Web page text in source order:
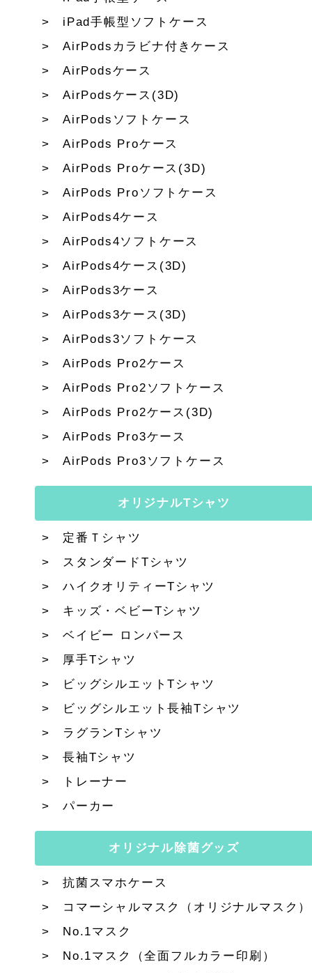
iPad手帳型ソフトケース
AirPodsカラビナ付きケース
AirPodsケース
AirPodsケース(3D)
AirPodsソフトケース
AirPods Proケース
AirPods Proケース(3D)
AirPods Proソフトケース
AirPods4ケース
AirPods4ソフトケース
AirPods4ケース(3D)
AirPods3ケース
AirPods3ケース(3D)
AirPods3ソフトケース
AirPods Pro2ケース
AirPods Pro2ソフトケース
AirPods Pro2ケース(3D)
AirPods Pro3ケース
AirPods Pro3ソフトケース
オリジナルTシャツ
定番Ｔシャツ
スタンダードTシャツ
ハイクオリティーTシャツ
キッズ・ベビーTシャツ
ベイビー ロンパース
厚手Tシャツ
ビッグシルエットTシャツ
ビッグシルエット長袖Tシャツ
ラグランTシャツ
長袖Tシャツ
トレーナー
パーカー
オリジナル除菌グッズ
抗菌スマホケース
コマーシャルマスク（オリジナルマスク）
No.1マスク
No.1マスク（全面フルカラー印刷）